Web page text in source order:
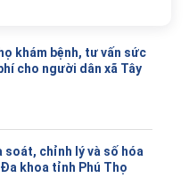
khám bệnh, tư vấn sức
cho người dân xã Tây
soát, chỉnh lý và số hóa
khoa tỉnh Phú Thọ